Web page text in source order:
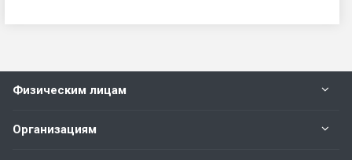
Физическим лицам
Организациям